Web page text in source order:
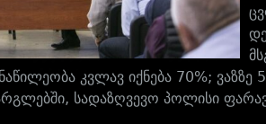
კვლავ იქნება 70%; ვაზზე
სადაზღვევო პოლისი